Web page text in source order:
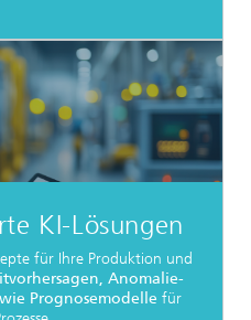
KI-Lösungen
für Ihre Produktion und
Anomalie-
Prognosemodelle für